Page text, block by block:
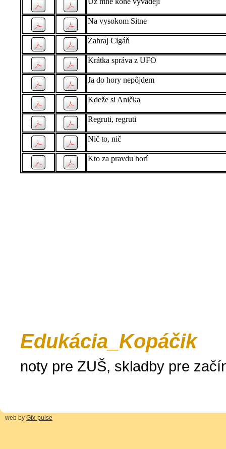
Na vysokom Sitne
Zahraj Cigáň
Krátka správa z UFO
Ja do hory nepôjdem
Kdeže si Anička
Regruti, regruti
Nič to, nič
Kto za pravdu horí
Edukácia_Kopáčik
noty pre ZUŠ, skladby pre
web by Gfx-pulse